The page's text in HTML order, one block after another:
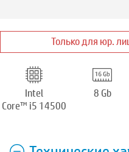
Только для юр.
Intel
Core™ i5 14500
8 Gb